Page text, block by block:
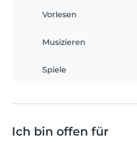
Vorlesen
Musizieren
Spiele
Ich bin offen für